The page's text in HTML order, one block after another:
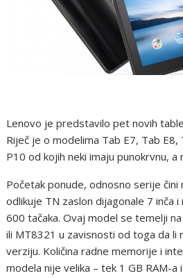
Lenovo je predstavilo pet novih
Riječ je o modelima Tab E7, Tab
P10 od kojih neki imaju punokrvnu, a
Početak ponude, odnosno serije
odlikuje TN zaslon dijagonale 7 inča
600 tačaka. Ovaj model se temelji
ili MT8321 u zavisnosti od toga da li
verziju. Količina radne memorije i
modela nije velika – tek 1 GB RAM-